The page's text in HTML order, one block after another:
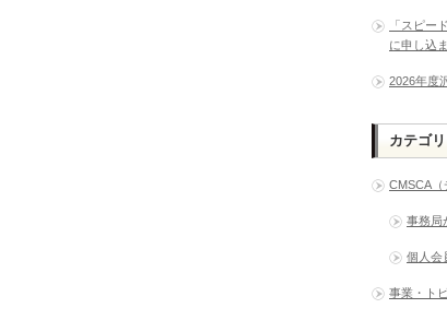
「スピー
に申し込
2026年度
カテゴ
CMSCA
事務局
個人会
事業・ト